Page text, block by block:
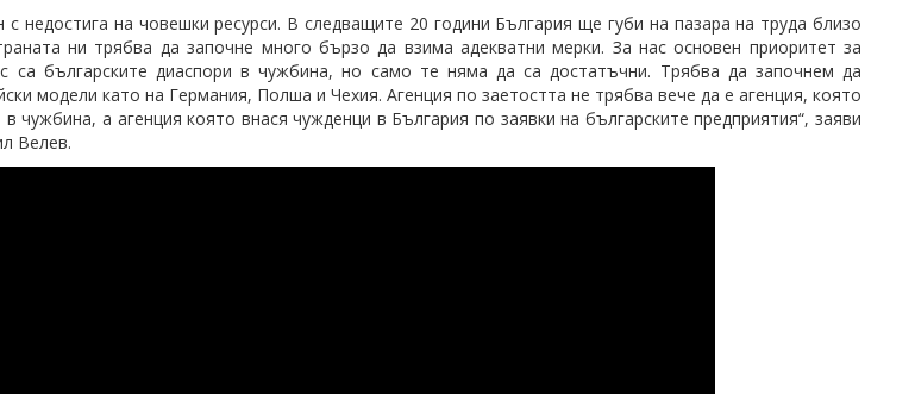
недостига на човешки ресурси. В следващите 20 години България ще губи на пазара на труда близо
ни трябва да започне много бързо да взима адекватни мерки. За нас основен приоритет за
са българските диаспори в чужбина, но само те няма да са достатъчни. Трябва да започнем да
модели като на Германия, Полша и Чехия. Агенция по заетостта не трябва вече да е агенция, която
чужбина, а агенция която внася чужденци в България по заявки на българските предприятия“, заяви
Велев.